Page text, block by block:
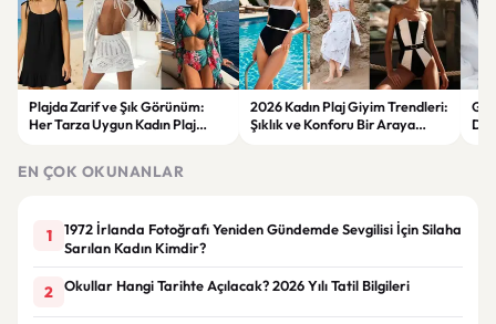
Plajda Zarif ve Şık Görünüm:
Her Tarza Uygun Kadın Plaj
2026 Kadın Plaj Giyim Trendleri:
Şıklık ve Konforu Bir Araya
EN ÇOK OKUNANLAR
1
1972 İrlanda Fotoğrafı Yeniden Gündemde Sevgilisi İçin Silaha
Sarılan Kadın Kimdir?
2 Okullar Hangi Tarihte Açılacak? 2026 Yılı Tatil Bilgileri